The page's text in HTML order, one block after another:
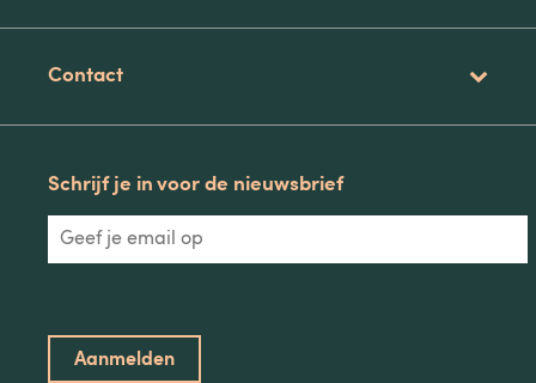
Contact
Schrijf je in voor de nieuwsbrief